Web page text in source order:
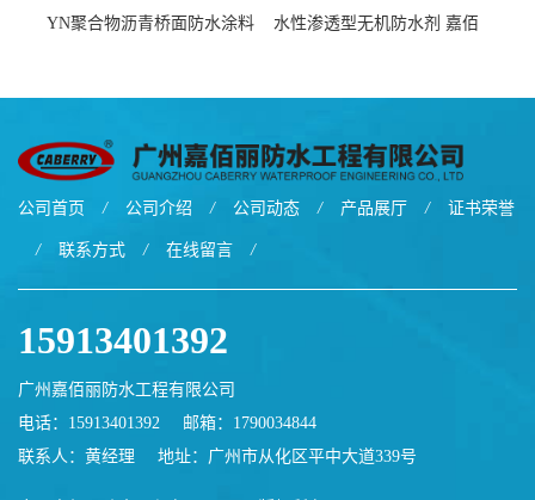
YN聚合物沥青桥面防水涂料
水性渗透型无机防水剂 嘉佰
公司首页 / 公司介绍 / 公司动态 / 产品展厅 / 证书荣誉
/ 联系方式 / 在线留言 /
15913401392
广州嘉佰丽防水工程有限公司
电话：15913401392
邮箱： 1790034844
联系人：黄经理
地址：广州市从化区平中大道339号